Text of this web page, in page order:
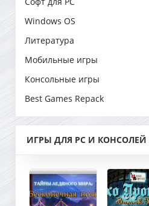
Windows OS
Литература
Мобильные игры
Консольные игры
Best Games Repack
ИГРЫ ДЛЯ PC И КОНСОЛЕЙ